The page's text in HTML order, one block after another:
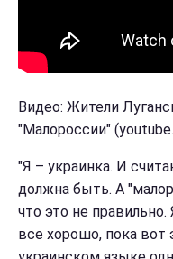
Видео: Жители
"Малороссии"
"Я – украинка. И
должна быть. А
что это не
все хорошо, пока вот